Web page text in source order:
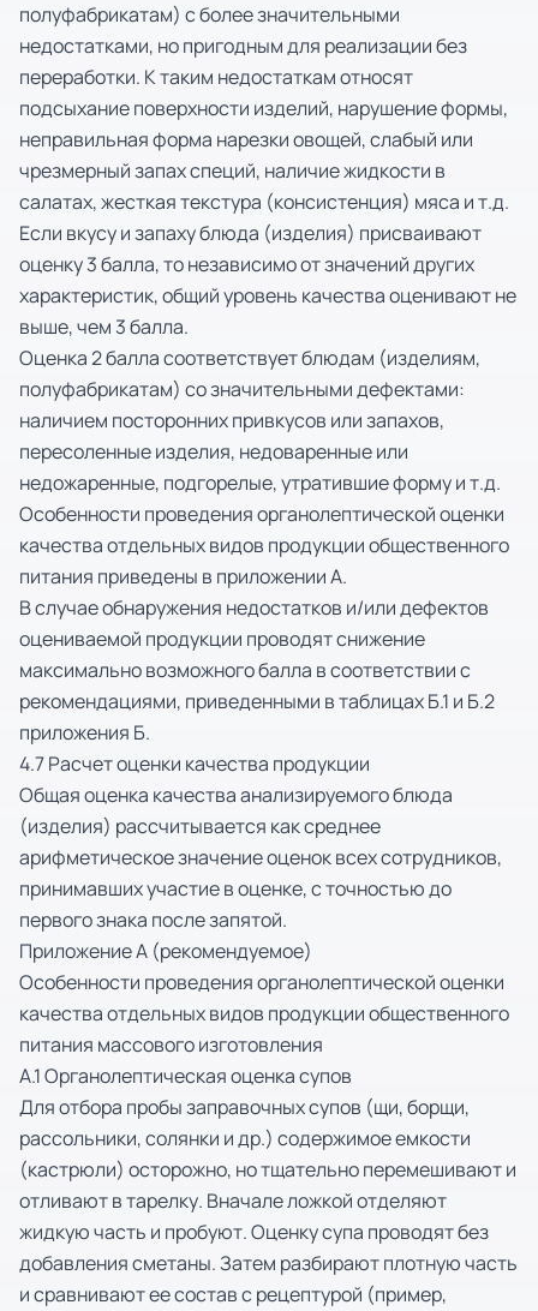
полуфабрикатам) с более значительными
недостатками, но пригодным для реализации без
переработки. К таким недостаткам относят
подсыхание поверхности изделий, нарушение формы,
неправильная форма нарезки овощей, слабый или
чрезмерный запах специй, наличие жидкости в
салатах, жесткая текстура (консистенция) мяса и т.д.
Если вкусу и запаху блюда (изделия) присваивают
оценку 3 балла, то независимо от значений других
характеристик, общий уровень качества оценивают не
выше, чем 3 балла.
Оценка 2 балла соответствует блюдам (изделиям,
полуфабрикатам) со значительными дефектами:
наличием посторонних привкусов или запахов,
пересоленные изделия, недоваренные или
недожаренные, подгорелые, утратившие форму и т.д.
Особенности проведения органолептической оценки
качества отдельных видов продукции общественного
питания приведены в приложении А.
В случае обнаружения недостатков и/или дефектов
оцениваемой продукции проводят снижение
максимально возможного балла в соответствии с
рекомендациями, приведенными в таблицах Б.1 и Б.2
приложения Б.
4.7 Расчет оценки качества продукции
Общая оценка качества анализируемого блюда
(изделия) рассчитывается как среднее
арифметическое значение оценок всех сотрудников,
принимавших участие в оценке, с точностью до
первого знака после запятой.
Приложение А (рекомендуемое)
Особенности проведения органолептической оценки
качества отдельных видов продукции общественного
питания массового изготовления
А.1 Органолептическая оценка супов
Для отбора пробы заправочных супов (щи, борщи,
рассольники, солянки и др.) содержимое емкости
(кастрюли) осторожно, но тщательно перемешивают и
отливают в тарелку. Вначале ложкой отделяют
жидкую часть и пробуют. Оценку супа проводят без
добавления сметаны. Затем разбирают плотную часть
и сравнивают ее состав с рецептурой (пример,